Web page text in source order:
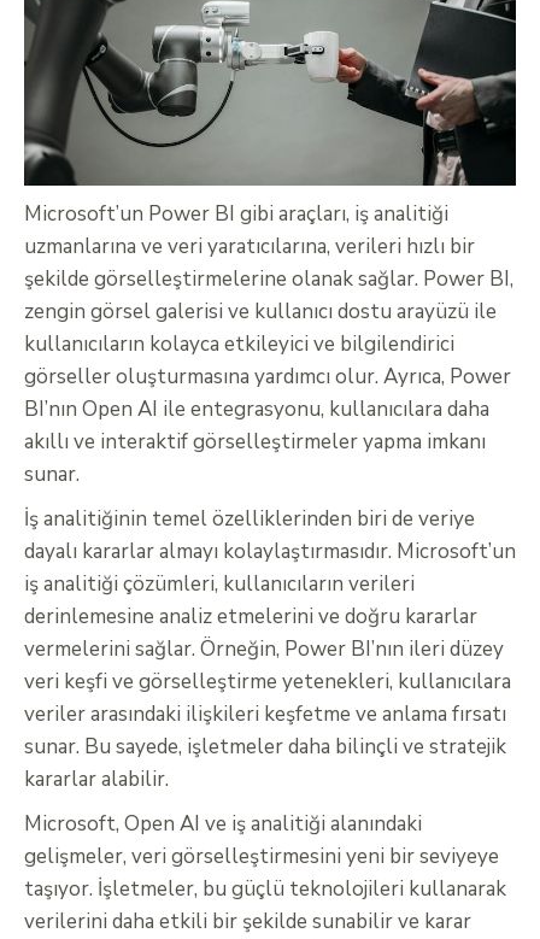
Microsoft’un Power BI gibi araçları, iş analitiği
uzmanlarına ve veri yaratıcılarına, verileri hızlı bir
şekilde görselleştirmelerine olanak sağlar. Power BI,
zengin görsel galerisi ve kullanıcı dostu arayüzü ile
kullanıcıların kolayca etkileyici ve bilgilendirici
görseller oluşturmasına yardımcı olur. Ayrıca, Power
BI’nın Open AI ile entegrasyonu, kullanıcılara daha
akıllı ve interaktif görselleştirmeler yapma imkanı
sunar.
İş analitiğinin temel özelliklerinden biri de veriye
dayalı kararlar almayı kolaylaştırmasıdır. Microsoft’un
iş analitiği çözümleri, kullanıcıların verileri
derinlemesine analiz etmelerini ve doğru kararlar
vermelerini sağlar. Örneğin, Power BI’nın ileri düzey
veri keşfi ve görselleştirme yetenekleri, kullanıcılara
veriler arasındaki ilişkileri keşfetme ve anlama fırsatı
sunar. Bu sayede, işletmeler daha bilinçli ve stratejik
kararlar alabilir.
Microsoft, Open AI ve iş analitiği alanındaki
gelişmeler, veri görselleştirmesini yeni bir seviyeye
taşıyor. İşletmeler, bu güçlü teknolojileri kullanarak
verilerini daha etkili bir şekilde sunabilir ve karar